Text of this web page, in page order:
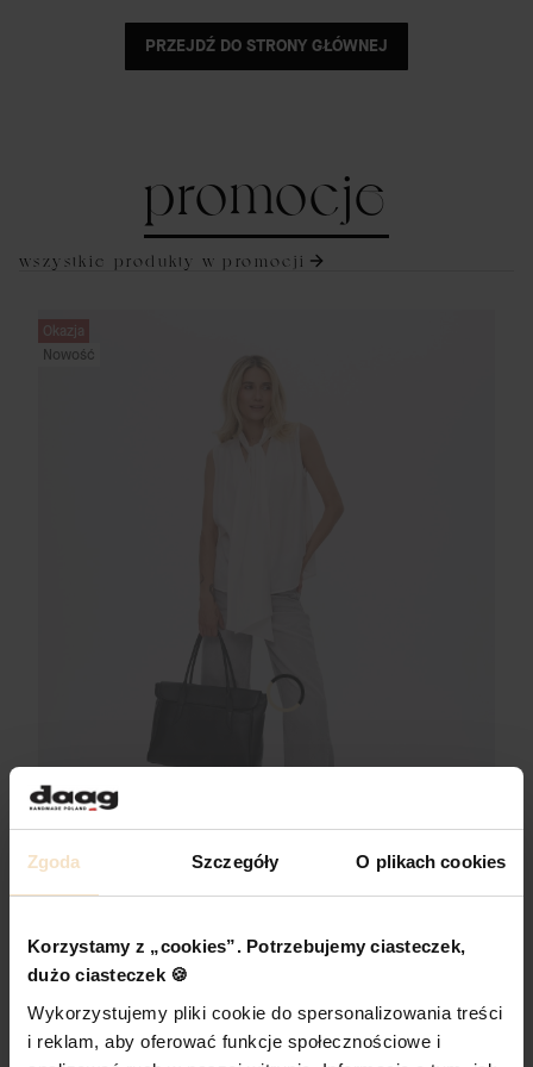
Zgoda Szczegóły O plikach cookies
Korzystamy z „cookies”. Potrzebujemy ciasteczek,
dużo ciasteczek 🍪
Wykorzystujemy pliki cookie do spersonalizowania treści
i reklam, aby oferować funkcje społecznościowe i
PRZEJDŹ DO STRONY GŁÓWNEJ
promocje
wszystkie produkty w promocji
Okazja
Nowość
ANYA czarna torba biznesowa damska torba na laptopa
Cena promocyjna
620,00 zł
Najniższa cena: 729,00 zł